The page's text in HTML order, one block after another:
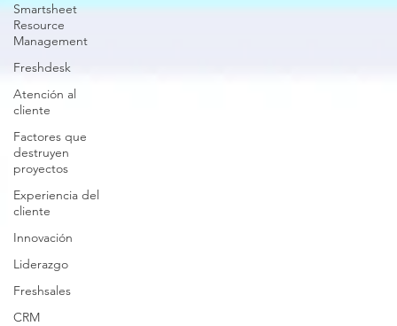
Smartsheet
Resource
Management
Freshdesk
Atención al
cliente
Factores que
destruyen
proyectos
Experiencia del
cliente
Innovación
Liderazgo
Freshsales
CRM